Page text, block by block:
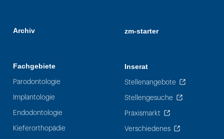
Archiv
Fachgebiete
Parodontologie
Implantologie
Endodontologie
Kieferorthopädie
zm-starter
Inserat
Stellenangebote
Stellengesuche
Praxismarkt
Verschiedenes